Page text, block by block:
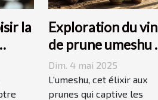
la
Exploration du vin
de prune umeshu :
origines, saveurs et
accords
Dim. 4 mai 2025
L'umeshu, cet élixir aux
prunes qui captive les